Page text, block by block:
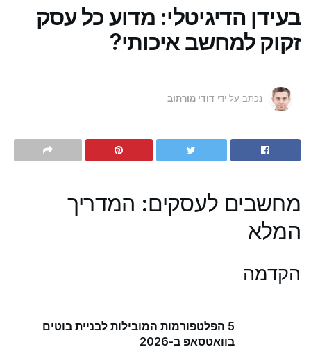
בעידן הדיגיטלי: מדוע כל עסק
זקוק למחשב איכותי?
נכתב על ידי דודי מורתוב
מחשבים לעסקים: המדריך
המלא
הקדמה
5 הפלטפורמות המובילות לבניית בוטים
בוואטסאפ ב-2026